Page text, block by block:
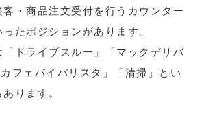
客・商品注文受付を行うカウンター
たポジションがあります。
ドライブスルー」「マックデリバ
フェバイバリスタ」「清掃」とい
ります。